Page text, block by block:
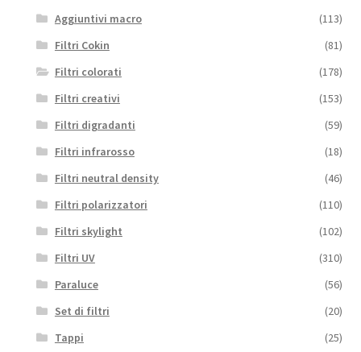
Aggiuntivi macro
(113)
Filtri Cokin
(81)
Filtri colorati
(178)
Filtri creativi
(153)
Filtri digradanti
(59)
Filtri infrarosso
(18)
Filtri neutral density
(46)
Filtri polarizzatori
(110)
Filtri skylight
(102)
Filtri UV
(310)
Paraluce
(56)
Set di filtri
(20)
Tappi
(25)